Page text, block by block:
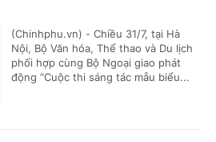
(Chinhphu.vn) - Chiều 31/7, tại Hà
Nội, Bộ Văn hóa, Thể thao và Du lịch
phối hợp cùng Bộ Ngoại giao phát
động “Cuộc thi sáng tác mẫu biểu...